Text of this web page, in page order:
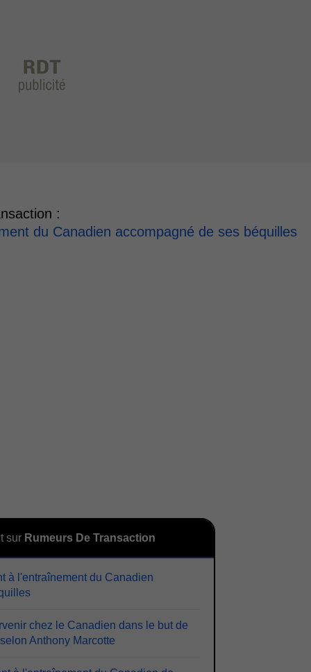
:
du Canadien accompagné de ses béquilles
sur Rumeurs De Transaction
à l'entraînement du Canadien
chez le Canadien dans le but de
Anthony Marcotte